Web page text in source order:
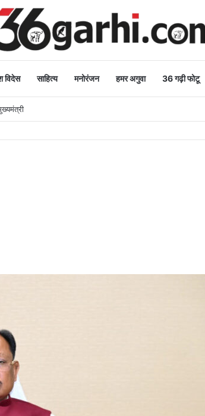
विदेस साहित्य मनोरंजन हमर अगुवा 36 गढ़ी फोटू